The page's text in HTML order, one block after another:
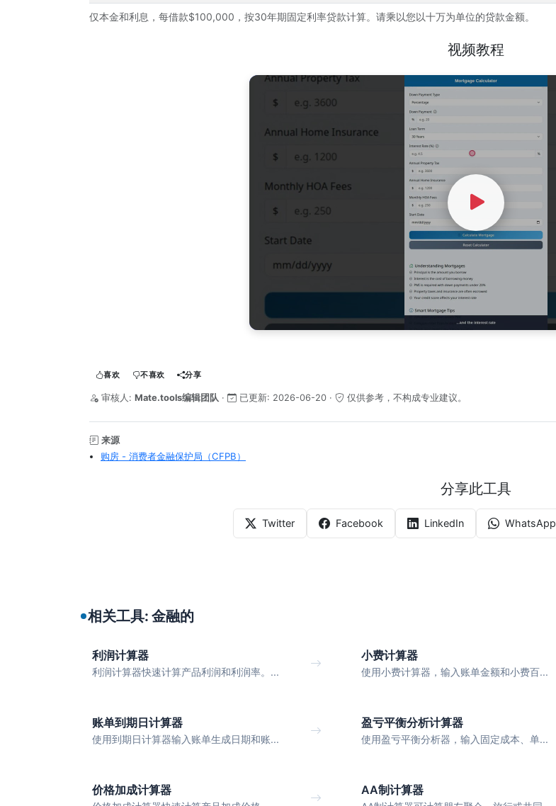
仅本金和利息，每借款$100,000，按30年期固定利率贷款计算。请乘以您以十万为单位的贷款金额。
视频教程
Watch Video
喜欢 不喜欢 分享
审核人: Mate.tools编辑团队 · 已更新: 2026-06-20 · 仅供参考，不构成专业建议。
来源
购房 - 消费者金融保护局（CFPB）
分享此工具
Twitter Facebook LinkedIn WhatsApp
相关工具: 金融的
利润计算器
利润计算器快速计算产品利润和利润率。...
小费计算器
使用小费计算器，输入账单金额和小费百...
账单到期日计算器
使用到期日计算器输入账单生成日期和账...
盈亏平衡分析计算器
使用盈亏平衡分析器，输入固定成本、单...
价格加成计算器 AA制计算器